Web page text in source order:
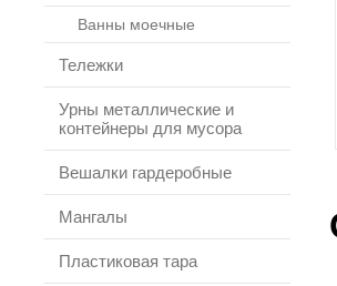
Ванны моечные
Тележки
Урны металлические и
контейнеры для мусора
Вешалки гардеробные
Мангалы
Пластиковая тара